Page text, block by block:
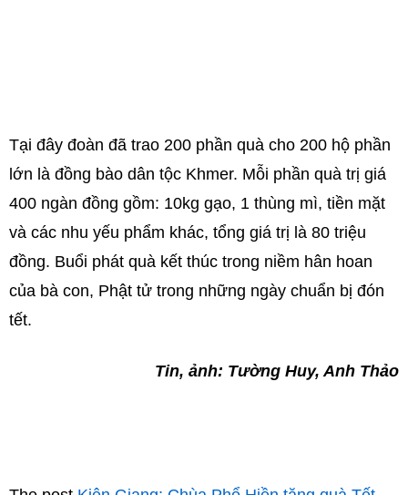
Tại đây đoàn đã trao 200 phần quà cho 200 hộ phần
lớn là đồng bào dân tộc Khmer. Mỗi phần quà trị giá
400 ngàn đồng gồm: 10kg gạo, 1 thùng mì, tiền mặt
và các nhu yếu phẩm khác, tổng giá trị là 80 triệu
đồng. Buổi phát quà kết thúc trong niềm hân hoan
của bà con, Phật tử trong những ngày chuẩn bị đón
tết.
Tin, ảnh: Tường Huy, Anh Thảo